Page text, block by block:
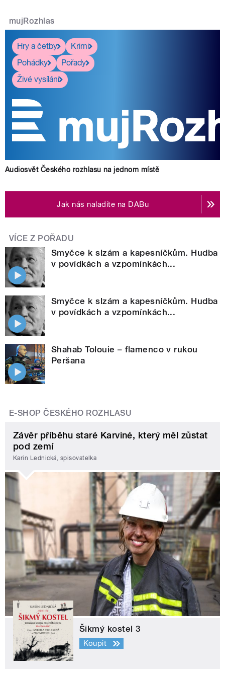
mujRozhlas
Hry a četby
Krimi
Pohádky
Pořady
Živé vysílání
Audiosvět Českého rozhlasu na jednom místě
Jak nás naladíte na DABu
VÍCE Z POŘADU
Smyčce k slzám a kapesníčkům. Hudba
v povídkách a vzpomínkách...
Smyčce k slzám a kapesníčkům. Hudba
v povídkách a vzpomínkách...
Shahab Tolouie – flamenco v rukou
Peršana
E-SHOP ČESKÉHO ROZHLASU
Závěr příběhu staré Karviné, který měl zůstat
pod zemí
Karin Lednická, spisovatelka
Šikmý kostel 3
Koupit